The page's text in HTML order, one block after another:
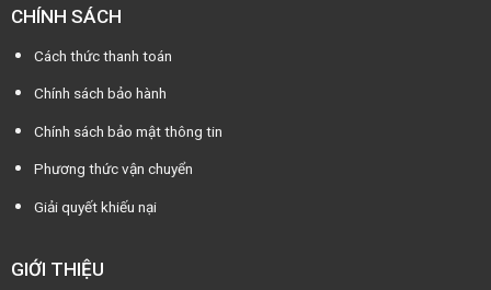
CHÍNH SÁCH
Cách thức thanh toán
Chính sách bảo hành
Chính sách bảo mật thông tin
Phương thức vận chuyển
Giải quyết khiếu nại
GIỚI THIỆU